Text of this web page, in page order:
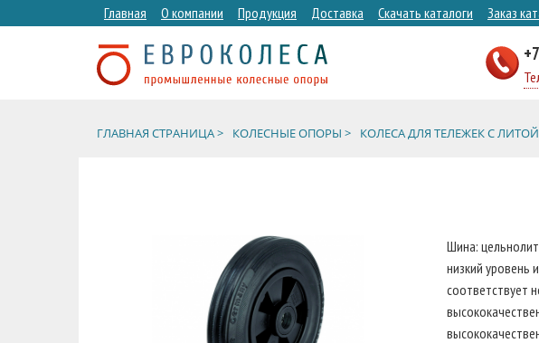
Главная О компании Продукция Доставка Скачать каталоги Заказ
ГЛАВНАЯ СТРАНИЦА > КОЛЕСНЫЕ ОПОРЫ > КОЛЕСА ДЛЯ ТЕЛЕЖЕК С
Шина:
низкий уровень
соответствует